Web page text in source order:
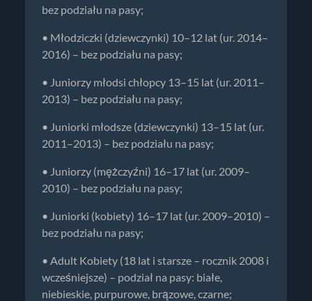
bez podziału na pasy;
• Młodziczki (dziewczynki) 10–12 lat (ur. 2014–
2016) – bez podziału na pasy;
• Juniorzy młodsi chłopcy 13–15 lat (ur. 2011–
2013) – bez podziału na pasy;
• Juniorki młodsze (dziewczynki) 13–15 lat (ur.
2011–2013) – bez podziału na pasy;
• Juniorzy (mężczyźni) 16–17 lat (ur. 2009–
2010) – bez podziału na pasy;
• Juniorki (kobiety) 16–17 lat (ur. 2009–2010) –
bez podziału na pasy;
• Adult Kobiety (18 lat i starsze – rocznik 2008 i
wcześniejsze) – podział na pasy: białe,
niebieskie, purpurowe, brązowe, czarne;